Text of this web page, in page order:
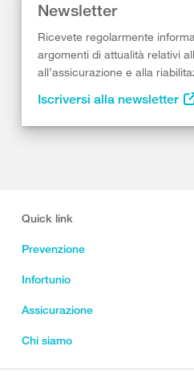
Newsletter
Ricevete regolarmente
argomenti di attualità relativi
all’assicurazione e alla
Iscriversi alla newsletter
Quick link
Prevenzione
Infortunio
Assicurazione
Chi siamo